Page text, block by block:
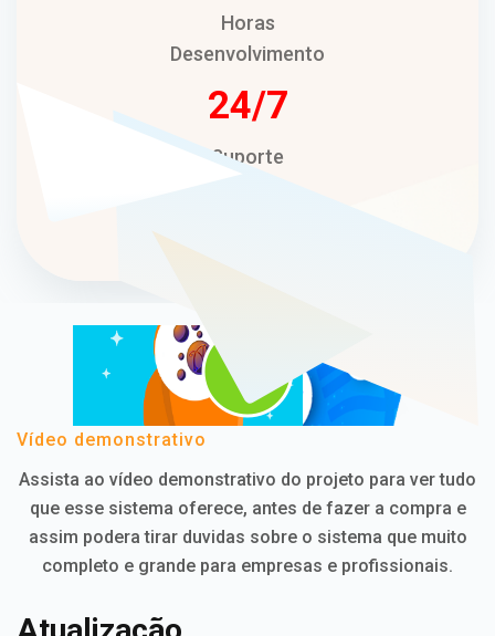
Horas
Desenvolvimento
24
Suporte
Vídeo demonstrativo
Assista ao vídeo demonstrativo do projeto para ver tudo
que esse sistema oferece, antes de fazer a compra e
assim podera tirar duvidas sobre o sistema que muito
completo e grande para empresas e profissionais.